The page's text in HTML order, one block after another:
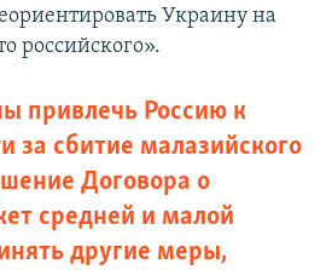
Украину на
российского».
привлечь Россию к
за сбитие малазийского
Договора о
средней и малой
другие меры,